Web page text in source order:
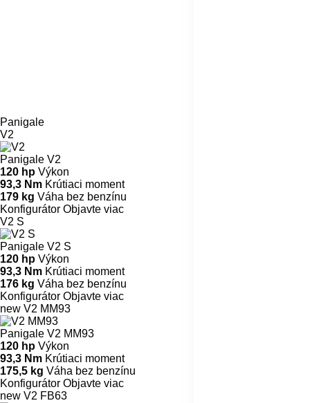
Panigale
V2
Panigale V2
120 hp Výkon
93,3 Nm Krútiaci moment
179 kg Váha bez benzínu
Konfigurátor Objavte viac
V2 S
Panigale V2 S
120 hp Výkon
93,3 Nm Krútiaci moment
176 kg Váha bez benzínu
Konfigurátor Objavte viac
new V2 MM93
Panigale V2 MM93
120 hp Výkon
93,3 Nm Krútiaci moment
175,5 kg Váha bez benzínu
Konfigurátor Objavte viac
new V2 FB63